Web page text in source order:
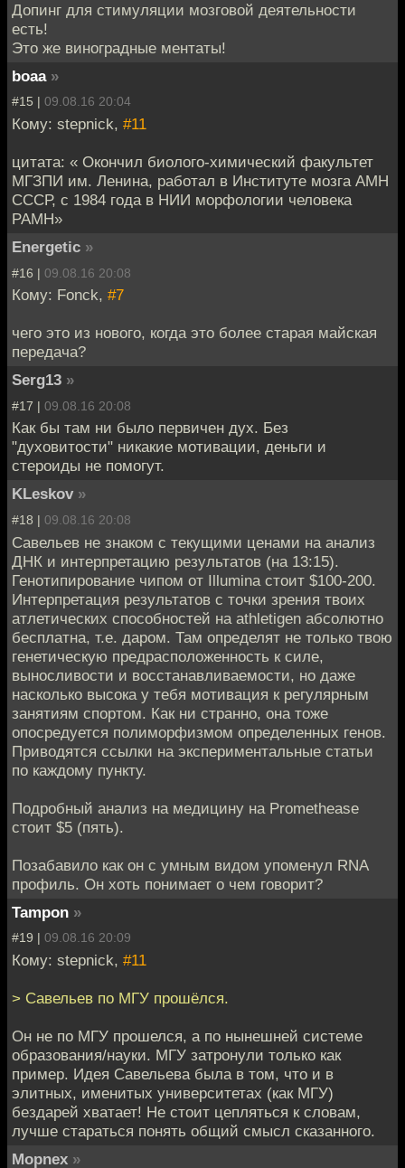
Допинг для стимуляции мозговой деятельности
есть!
Это же виноградные ментаты!
boaa »
#15 | 09.08.16 20:04
Кому: stepnick, #11
цитата: « Окончил биолого-химический факультет
МГЗПИ им. Ленина, работал в Институте мозга АМН
СССР, с 1984 года в НИИ морфологии человека
РАМН»
Energetic »
#16 | 09.08.16 20:08
Кому: Fonck, #7
чего это из нового, когда это более старая майская
передача?
Serg13 »
#17 | 09.08.16 20:08
Как бы там ни было первичен дух. Без
"духовитости" никакие мотивации, деньги и
стероиды не помогут.
KLeskov »
#18 | 09.08.16 20:08
Савельев не знаком с текущими ценами на анализ
ДНК и интерпретацию результатов (на 13:15).
Генотипирование чипом от Illumina стоит $100-200.
Интерпретация результатов с точки зрения твоих
атлетических способностей на athletigen абсолютно
бесплатна, т.е. даром. Там определят не только твою
генетическую предрасположенность к силе,
выносливости и восстанавливаемости, но даже
насколько высока у тебя мотивация к регулярным
занятиям спортом. Как ни странно, она тоже
опосредуется полиморфизмом определенных генов.
Приводятся ссылки на экспериментальные статьи
по каждому пункту.
Подробный анализ на медицину на Promethease
стоит $5 (пять).
Позабавило как он с умным видом упоменул RNA
профиль. Он хоть понимает о чем говорит?
Tampon »
#19 | 09.08.16 20:09
Кому: stepnick, #11
> Савельев по МГУ прошёлся.
Он не по МГУ прошелся, а по нынешней системе
образования/науки. МГУ затронули только как
пример. Идея Савельева была в том, что и в
элитных, именитых университетах (как МГУ)
бездарей хватает! Не стоит цепляться к словам,
лучше стараться понять общий смысл сказанного.
Mоpnex »